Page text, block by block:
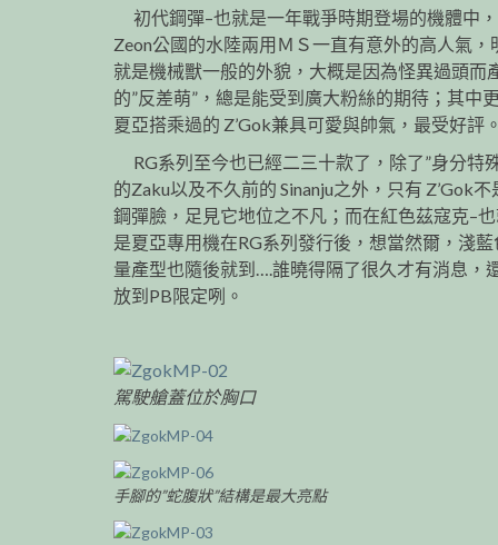
初代鋼彈–也就是一年戰爭時期登場的機體中，
Zeon公國的水陸兩用ＭＳ一直有意外的高人氣，
就是機械獸一般的外貌，大概是因為怪異過頭而
的”反差萌”，總是能受到廣大粉絲的期待；其中
夏亞搭乘過的 Z’Gok兼具可愛與帥氣，最受好評。
RG系列至今也已經二三十款了，除了”身分特
的Zaku以及不久前的 Sinanju之外，只有 Z’Gok不
鋼彈臉，足見它地位之不凡；而在紅色茲寇克–
是夏亞專用機在RG系列發行後，想當然爾，淺藍
量產型也隨後就到….誰曉得隔了很久才有消息，
放到PB限定咧。
駕駛艙蓋位於胸口
手腳的”蛇腹狀”結構是最大亮點